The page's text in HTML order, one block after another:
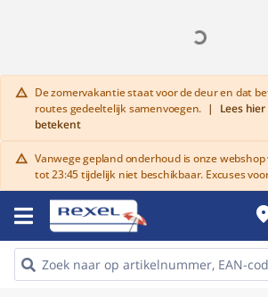
warning De zomervakantie staat voor de deur en dat
routes gedeeltelijk samenvoegen. |
Lees
betekent
warning Vanwege gepland onderhoud is onze webshop
tot 23:45 tijdelijk niet beschikbaar. Excuses